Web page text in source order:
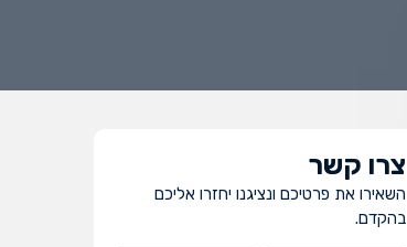
צרו קשר
השאירו את פרטיכם ונציגנו יחזרו אליכם
בהקדם.